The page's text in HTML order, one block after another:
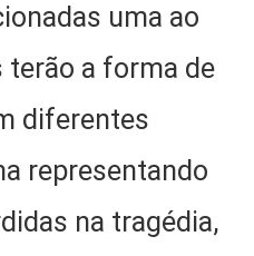
uma ao
terão a forma de
diferentes
representando
na tragédia,